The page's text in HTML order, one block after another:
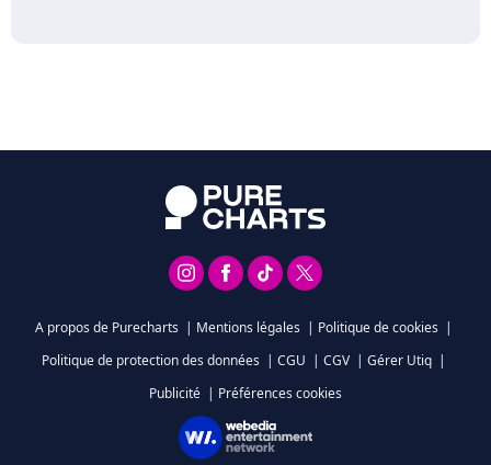
A propos de Purecharts | Mentions légales | Politique de cookies |
Politique de protection des données | CGU | CGV | Gérer Utiq |
Publicité | Préférences cookies